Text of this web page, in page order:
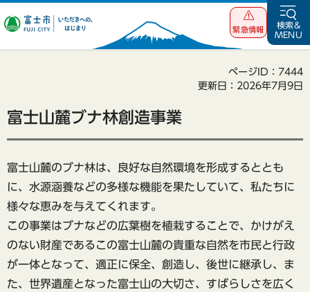
富士市 いただ
緊急情報
検索&
MENU
ページID：7444
更新日：2026年7月9日
富士山麓ブナ林創造事業
富士山麓のブナ林は、良好な自然環境を形成するととも
に、水源涵養などの多様な機能を果たしていて、私たちに
様々な恵みを与えてくれます。
この事業はブナなどの広葉樹を植栽することで、かけがえ
のない財産であるこの富士山麓の貴重な自然を市民と行政
が一体となって、適正に保全、創造し、後世に継承し、ま
た、世界遺産となった富士山の大切さ、すばらしさを広く